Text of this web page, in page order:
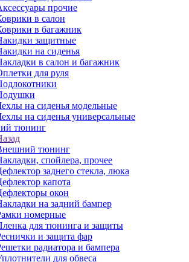
прочие
в салон
в багажник
защитные
на сиденья
в салон и багажник
для руля
на сиденья модельные
на сиденья универсальные
тюнинг
тюнинг
спойлера, прочее
заднего стекла, люка
капота
окон
на задний бампер
номерные
для тюнинга и защиты
и защита фар
радиатора и бампера
для обвеса